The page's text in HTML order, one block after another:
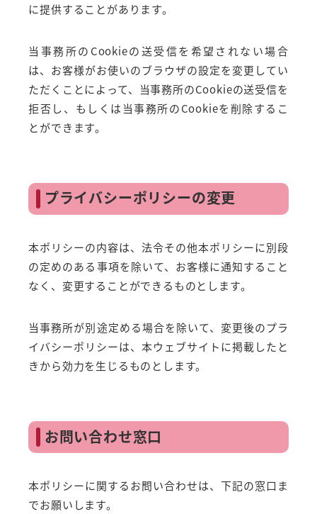
に提供することがあります。
当事務所のCookieの送受信を希望されない場合
は、お客様がお使いのブラウザの設定を変更してい
ただくことによって、当事務所のCookieの送受信を
拒否し、もしくは当事務所のCookieを削除するこ
とができます。
プライバシーポリシーの変更
本ポリシーの内容は、法令その他本ポリシーに別段
の定めのある事項を除いて、お客様に通知すること
なく、変更することができるものとします。
当事務所が別途定める場合を除いて、変更後のプラ
イバシーポリシーは、本ウェブサイトに掲載したと
きから効力を生じるものとします。
お問い合わせ窓口
本ポリシーに関するお問い合わせは、下記の窓口ま
でお願いします。